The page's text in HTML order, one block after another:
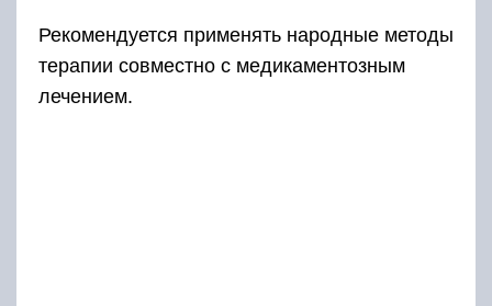
Рекомендуется применять народные методы
терапии совместно с медикаментозным
лечением.